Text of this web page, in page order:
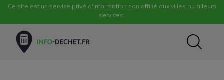
Ce site est un service privé d'information non affilié aux villes ou à leurs
services.